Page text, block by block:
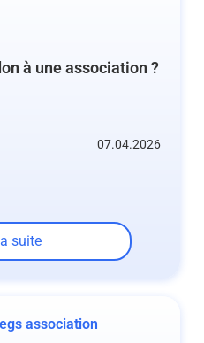
à une association ?
07.04.2026
suite